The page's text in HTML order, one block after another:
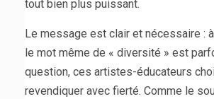
tout bien plus puissant.
Le message est clair et nécessaire :
le mot même de « diversité » est
question, ces artistes-éducateurs
revendiquer avec fierté. Comme le